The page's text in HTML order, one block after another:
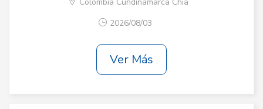
2026/08/03
Ver Más